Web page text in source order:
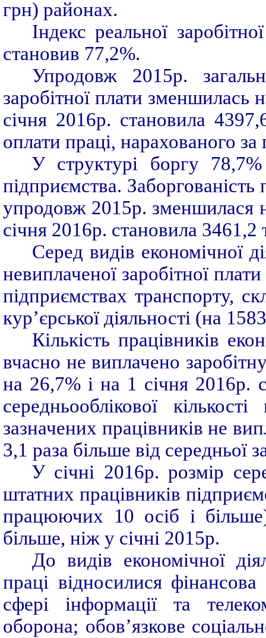
грн) районах.
Індекс реальної
становив 77,2%.
Упродовж 2015р.
заробітної плати зменшилась
січня 2016р. становила
оплати праці, нарахованого
У структурі боргу
підприємства.
упродовж 2015р. зменшилася
січня 2016р. становила 3461,2
Серед видів економічної
невиплаченої заробітної
підприємствах транспорту,
кур’єрської діяльності (на
Кількість працівників
вчасно не виплачено
на 26,7% і на 1 січня 2016р.
середньооблікової
зазначених працівників не
3,1 раза більше від середньої
У cічні 2016р. розмір
штатних працівників
працюючих 10 осіб і
більше, ніж у cічні 2015р.
До видів економічної
праці відносилися фінансова
сфері інформації та
оборона; обов’язкове